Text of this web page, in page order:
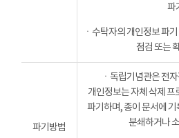
파
ㆍ수탁자의 개인정보 파
점검 또는
파기방법
ㆍ독립기념관은 전
개인정보는 자체 삭제 프
파기하며, 종이 문서에
분쇄하거나